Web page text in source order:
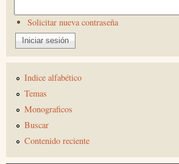
Solicitar nueva contraseña
Indice alfabético
Temas
Monograficos
Buscar
Contenido reciente